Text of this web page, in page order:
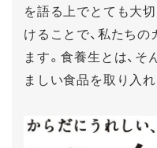
を語る上でとても大
けることで、私たち
ます。食養生とは、
ましい食品を取り入